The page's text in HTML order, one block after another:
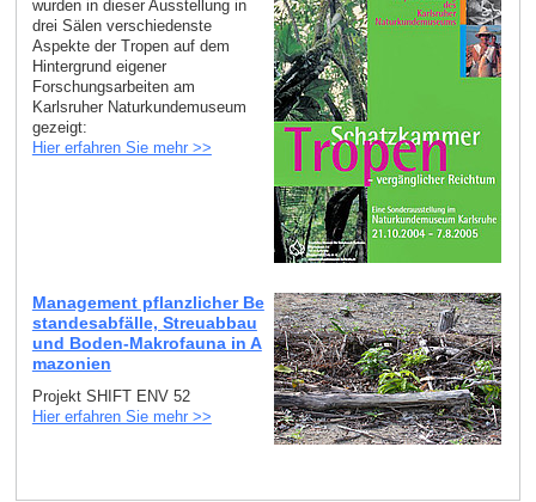
wurden in dieser Ausstellung in
drei Sälen verschiedenste
Aspekte der Tropen auf dem
Hintergrund eigener
Forschungsarbeiten am
Karlsruher Naturkundemuseum
gezeigt:
Hier erfahren Sie mehr >>
Management pflanzlicher Be
standesabfälle, Streuabbau
und Boden-Makrofauna in A
mazonien
Projekt SHIFT ENV 52
Hier erfahren Sie mehr >>